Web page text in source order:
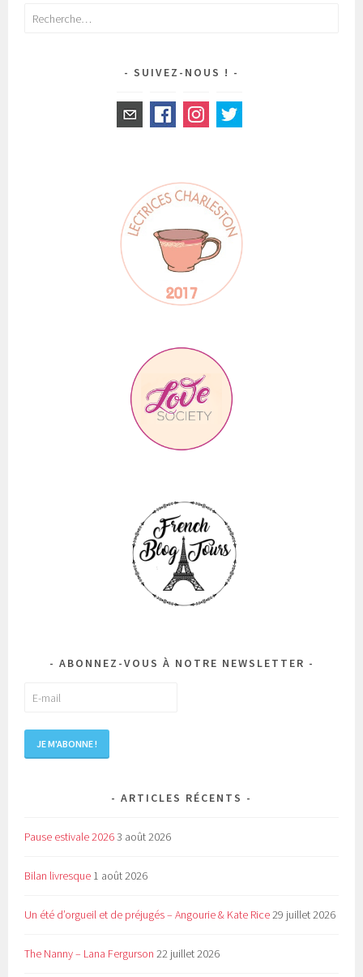
Rechercher :
SUIVEZ-NOUS !
ABONNEZ-VOUS À NOTRE NEWSLETTER
ARTICLES RÉCENTS
Pause estivale 20263 août 2026
Bilan livresque 1 août 2026
Un été d’orgueil et de préjugés – Angourie & Kate Rice29 juillet 2026
The Nanny – Lana Fergurson 22 juillet 2026